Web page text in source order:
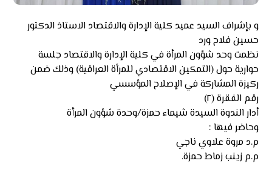
و بإشراف السيد عميد كلية الإدارة والاقتصاد الاستاذ الدكتور
حسين فلاح ورد
نظمت وحد شؤون المرأة في كلية الإدارة والاقتصاد جلسة
حوارية حول (التمكين الاقتصادي للمرأة العراقية) وذلك ضمن
ركيزة المشاركة في الإصلاح المؤسسي
رقم الفقرة (٢)
أدار الندوة السيدة شيماء حمزة/وحدة شؤون المرأة
وحاضر فيها :
م.د مروة علاوي ناجي
م.م زينب زماط حمزة.